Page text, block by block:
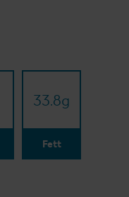
33.8g
Fett